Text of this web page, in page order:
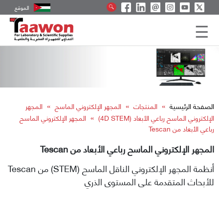
الموقع
الصفحة الرئيسية » المنتجات » المجهر الإلكتروني الماسح » المجهر
الإلكتروني الماسح رباعي الأبعاد (4D STEM)
» المجهر الإلكتروني الماسح
رباعي الأبعاد من Tescan
المجهر الإلكتروني الماسح رباعي الأبعاد من Tescan
أنظمة المجهر الإلكتروني الناقل الماسح (STEM) من Tescan
للأبحاث المتقدمة على المستوى الذري